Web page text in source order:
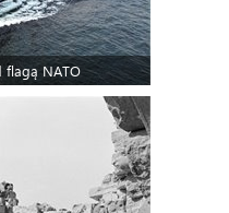
flagą NATO